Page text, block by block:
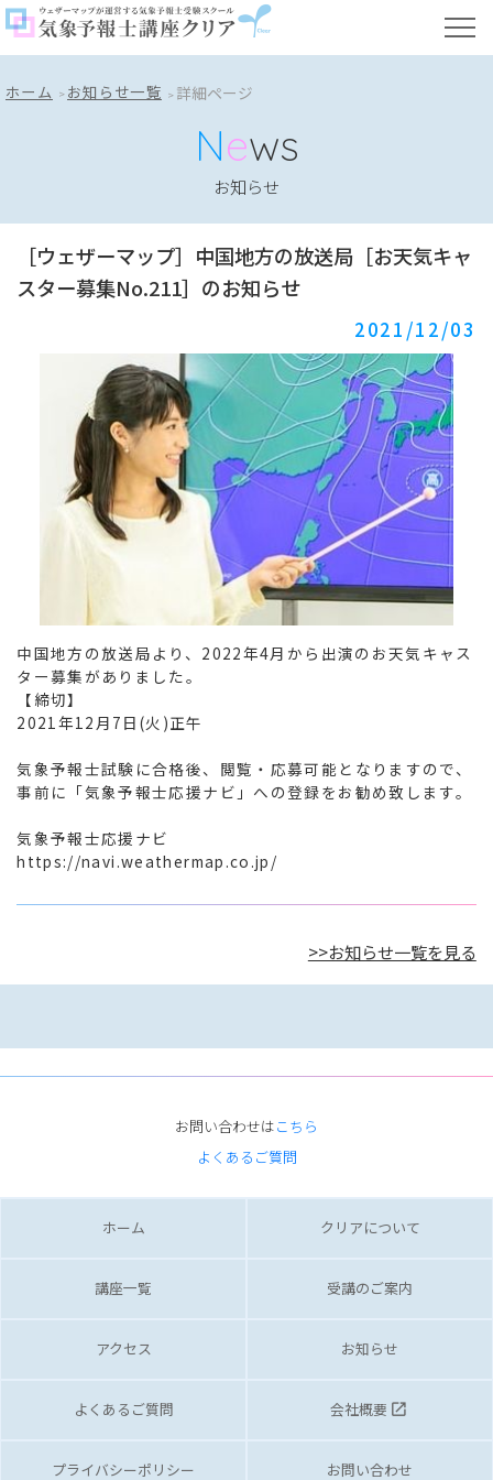
ホーム お知らせ一覧 詳細ページ
News
お知らせ
［ウェザーマップ］中国地方の放送局［お天気キャ
スター募集No.211］のお知らせ
2021/12/03
中国地方の放送局より、2022年4月から出演のお天気キャス
ター募集がありました。
【締切】
2021年12月7日(火)正午
気象予報士試験に合格後、閲覧・応募可能となりますので、
事前に「気象予報士応援ナビ」への登録をお勧め致します。
気象予報士応援ナビ
https://navi.weathermap.co.jp/
>>お知らせ一覧を見る
お問い合わせはこちら
よくあるご質問
ホーム クリアについて
講座一覧 受講のご案内
アクセス お知らせ
よくあるご質問 会社概要 launch
プライバシーポリシー お問い合わせ